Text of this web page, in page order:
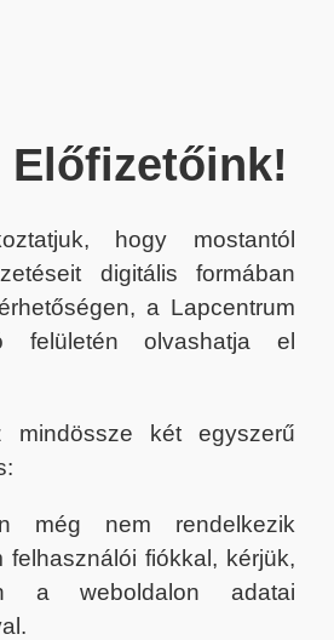
Előfizetőink!
hogy mostantól
digitális formában
a Lapcentrum
felületén olvashatja el
mindössze két egyszerű
még nem rendelkezik
felhasználói fiókkal, kérjük,
a weboldalon adatai